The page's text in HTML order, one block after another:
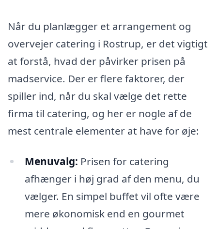
Når du planlægger et arrangement og
overvejer catering i Rostrup, er det vigtigt
at forstå, hvad der påvirker prisen på
madservice. Der er flere faktorer, der
spiller ind, når du skal vælge det rette
firma til catering, og her er nogle af de
mest centrale elementer at have for øje:
Menuvalg: Prisen for catering
afhænger i høj grad af den menu, du
vælger. En simpel buffet vil ofte være
mere økonomisk end en gourmet